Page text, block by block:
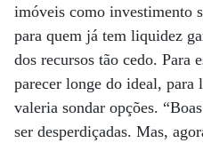
imóveis como investimento
para quem já tem liquidez
dos recursos tão cedo. Para
parecer longe do ideal, para
valeria sondar opções.
ser desperdiçadas. Mas,